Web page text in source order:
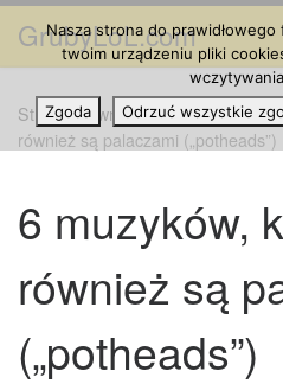
Przejdź do treści
GrubyLoL.com
Strona główna » Cannabis na
również są palaczami („potheads”)
6 muzyków,
również są
(„potheads”)
Nasza strona do
twoim urządzeniu pliki
Zgoda
Odrzuć wszystkie